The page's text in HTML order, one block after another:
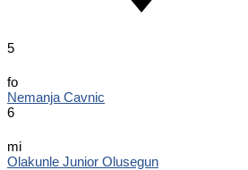
5
fo
Nemanja Cavnic
6
mi
Olakunle Junior Olusegun